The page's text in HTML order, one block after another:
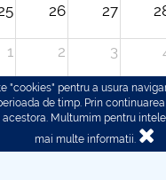
26 27
1 2 3
"cookies" pentru a usura
de timp. Prin
Multumim pentru
mai multe informatii.